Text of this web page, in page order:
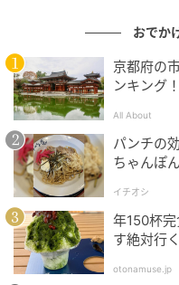
画像：大丸福岡天神店
おでか
京都府の
ンキング
All About
パンチの
ちゃんぽ
イチオシ
年150杯
す絶対行
otonamuse.jp